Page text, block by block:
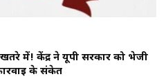
में! केंद्र ने यूपी सरकार को भेजी
के संकेत